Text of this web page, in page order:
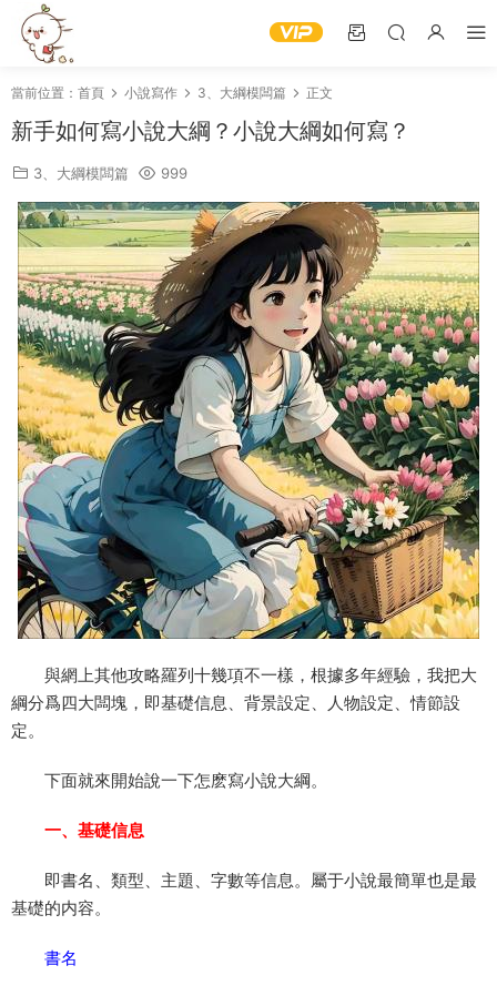
當前位置： 首頁 小說寫作 3、大綱模闆篇 正文
新手如何寫小說大綱？小說大綱如何寫？
3、大綱模闆篇 999
與網上其他攻略羅列十幾項不一樣，根據多年經驗，我把大
綱分爲四大闆塊，即基礎信息、背景設定、人物設定、情節設
定。
下面就來開始說一下怎麽寫小說大綱。
一、基礎信息
即書名、類型、主題、字數等信息。屬于小說最簡單也是最
基礎的内容。
書名